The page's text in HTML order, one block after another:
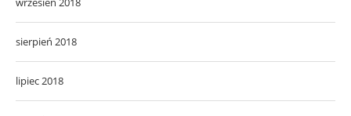
sierpień 2018
lipiec 2018